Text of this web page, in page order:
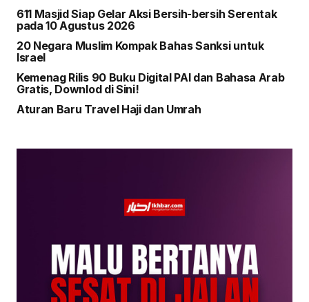
611 Masjid Siap Gelar Aksi Bersih-bersih Serentak
pada 10 Agustus 2026
20 Negara Muslim Kompak Bahas Sanksi untuk
Israel
Kemenag Rilis 90 Buku Digital PAI dan Bahasa Arab
Gratis, Downlod di Sini!
Aturan Baru Travel Haji dan Umrah